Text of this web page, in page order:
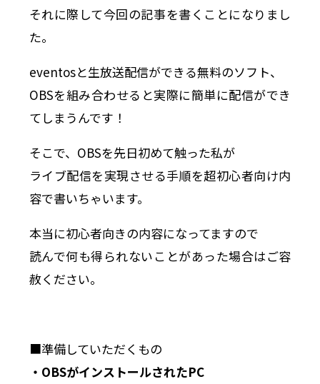
それに際して今回の記事を書くことになりまし
た。
eventosと生放送配信ができる無料のソフト、
OBSを組み合わせると実際に簡単に配信ができ
てしまうんです！
そこで、OBSを先日初めて触った私が
ライブ配信を実現させる手順を超初心者向け内
容で書いちゃいます。
本当に初心者向きの内容になってますので
読んで何も得られないことがあった場合はご容
赦ください。
■準備していただくもの
・OBSがインストールされたPC